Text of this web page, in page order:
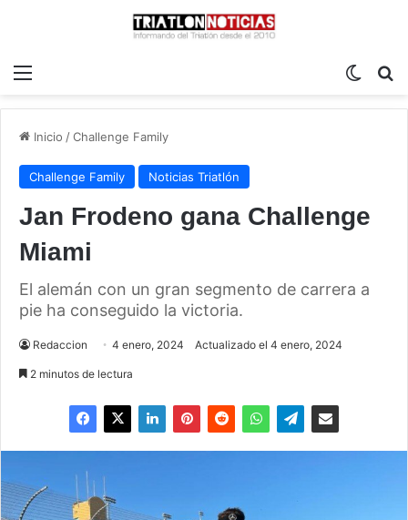
Inicio /Challenge Family
Challenge Family Noticias Triatlón
Jan Frodeno gana Challenge
Miami
El alemán con un gran segmento de carrera a
pie ha conseguido la victoria.
Redaccion 4 enero, 2024 Actualizado el 4 enero, 2024
2 minutos de lectura